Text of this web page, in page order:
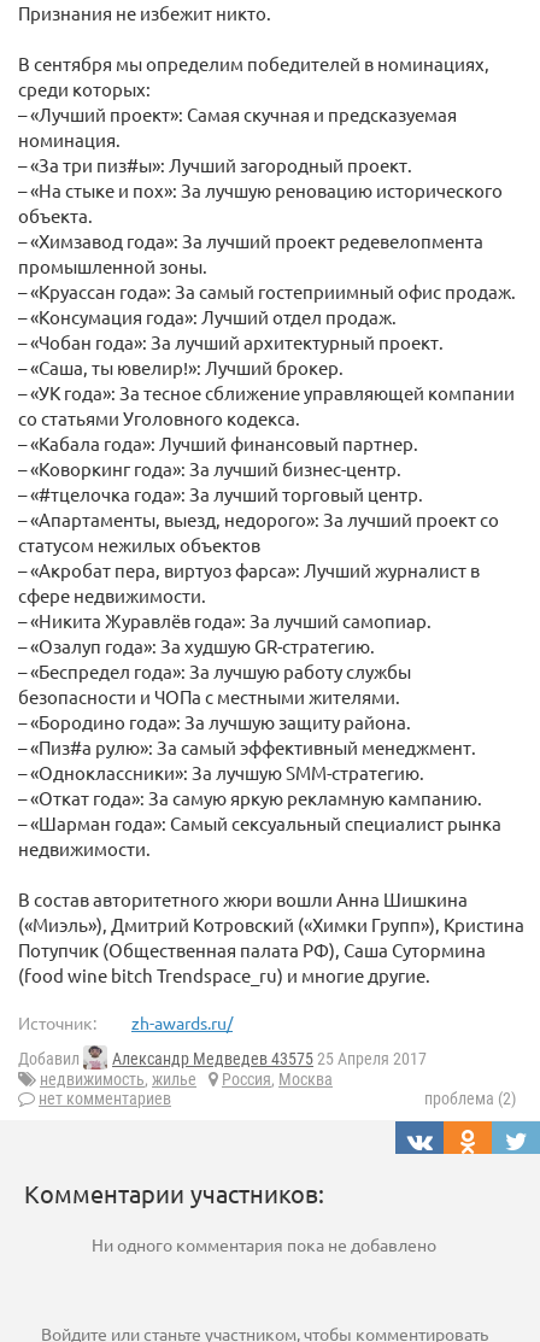
Признания не избежит никто.
В сентября мы определим победителей в номинациях,
среди которых:
– «Лучший проект»: Самая скучная и предсказуемая
номинация.
– «За три пиз#ы»: Лучший загородный проект.
– «На стыке и пох»: За лучшую реновацию исторического
объекта.
– «Химзавод года»: За лучший проект редевелопмента
промышленной зоны.
– «Круассан года»: За самый гостеприимный офис продаж.
– «Консумация года»: Лучший отдел продаж.
– «Чобан года»: За лучший архитектурный проект.
– «Саша, ты ювелир!»: Лучший брокер.
– «УК года»: За тесное сближение управляющей компании
со статьями Уголовного кодекса.
– «Кабала года»: Лучший финансовый партнер.
– «Коворкинг года»: За лучший бизнес-центр.
– «#тцелочка года»: За лучший торговый центр.
– «Апартаменты, выезд, недорого»: За лучший проект со
статусом нежилых объектов
– «Акробат пера, виртуоз фарса»: Лучший журналист в
сфере недвижимости.
– «Никита Журавлёв года»: За лучший самопиар.
– «Озалуп года»: За худшую GR-стратегию.
– «Беспредел года»: За лучшую работу службы
безопасности и ЧОПа с местными жителями.
– «Бородино года»: За лучшую защиту района.
– «Пиз#а рулю»: За самый эффективный менеджмент.
– «Одноклассники»: За лучшую SMM-стратегию.
– «Откат года»: За самую яркую рекламную кампанию.
– «Шарман года»: Самый сексуальный специалист рынка
недвижимости.
В состав авторитетного жюри вошли Анна Шишкина
(«Миэль»), Дмитрий Котровский («Химки Групп»), Кристина
Потупчик (Общественная палата РФ), Саша Сутормина
(food wine bitch Trendspace_ru) и многие другие.
Источник: zh-awards.ru/
Добавил Александр Медведев 4357525 Апреля 2017
недвижимость, жилье Россия, Москва
нет комментариев
проблема (2)
Комментарии участников:
Ни одного комментария пока не добавлено
Войдите илистаньте участником, чтобы комментировать